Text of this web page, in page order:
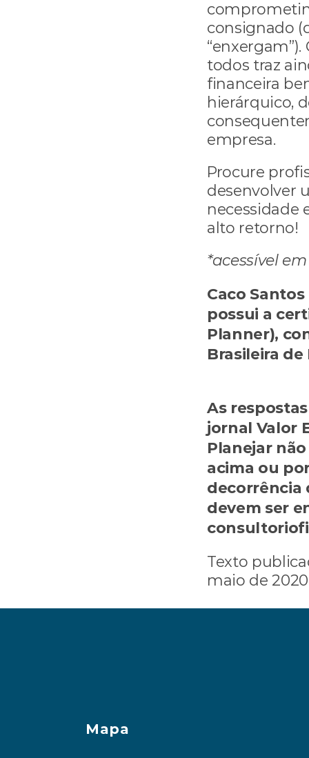
consignado
todos traz
financeira
hierárquico,
empresa.
Procure
desenvolver
necessidade
alto retorno!
*acessível
Caco
possui a
Planner),
As
jornal Valor
Planejar
acima ou
decorrência
devem ser
Texto
maio de 2020
Mapa